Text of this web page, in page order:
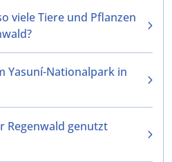
viele Tiere und Pflanzen
Yasuní-Nationalpark in
Regenwald genutzt